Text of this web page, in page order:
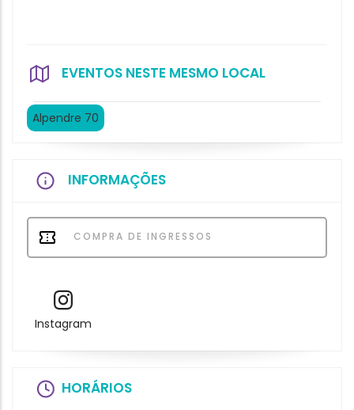
EVENTOS NESTE MESMO LOCAL
Alpendre 70
INFORMAÇÕES
COMPRA DE INGRESSOS
Instagram
HORÁRIOS